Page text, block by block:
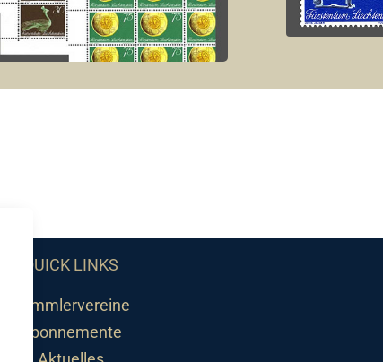
QUICK LINKS
Sammlervereine
Abonnemente